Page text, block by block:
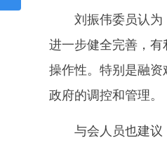
刘振伟委员认为
进一步健全完善，
操作性。特别是融
政府的调控和管理。
与会人员也建议